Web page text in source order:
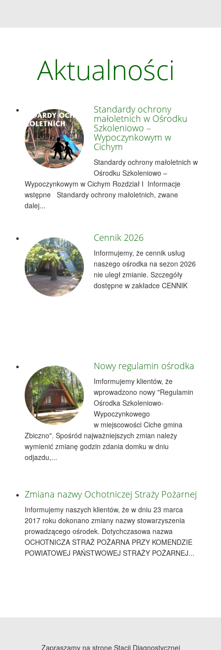
Aktualności
Standardy ochrony
małoletnich w Ośrodku
Szkoleniowo –
Wypoczynkowym w
Cichym
Standardy ochrony małoletnich w
Ośrodku Szkoleniowo –
Wypoczynkowym w Cichym Rozdział I Informacje
wstępne Standardy ochrony małoletnich, zwane
dalej...
Cennik 2026
Informujemy, że cennik usług
naszego ośrodka na sezon 2026
nie uległ zmianie. Szczegóły
dostępne w zakładce CENNIK
Nowy regulamin ośrodka
Imformujemy klientów, że
wprowadzono nowy "Regulamin
Ośrodka Szkoleniowo-
Wypoczynkowego
w miejscowości Ciche gmina
Zbiczno". Spośród najważniejszych zmian należy
wymienić zmianę godzin zdania domku w dniu
odjazdu,...
Zmiana nazwy Ochotniczej Straży Pożarnej
Informujemy naszych klientów, że w dniu 23 marca
2017 roku dokonano zmiany nazwy stowarzyszenia
prowadzącego ośrodek. Dotychczasowa nazwa
OCHOTNICZA STRAŻ POŻARNA PRZY KOMENDZIE
POWIATOWEJ PAŃSTWOWEJ STRAŻY POŻARNEJ...
Zapraszamy na stronę Stacji Diagnostycznej